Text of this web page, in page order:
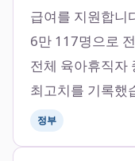
급여를 지원합니
6만 117명으로
전체 육아휴직자
최고치를 기록했
정부